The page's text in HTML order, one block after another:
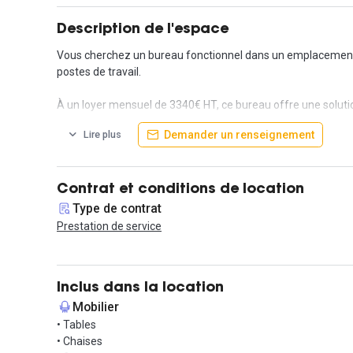
Description de l'espace
Vous cherchez un bureau fonctionnel dans un
postes de travail.
À un loyer mensuel de 3340€ HT, ce bureau offre une
l'accès à un réceptionniste, ainsi que le ménage régulier,
Cet espace comprend également une cuisine équipée pour
Ne manquez pas cette opportunité de louer un bureau
Lire plus Demander un renseignement
Contrat et conditions de location
Type de contrat
Prestation de service
Inclus dans la location
Mobilier
• Tables
• Chaises